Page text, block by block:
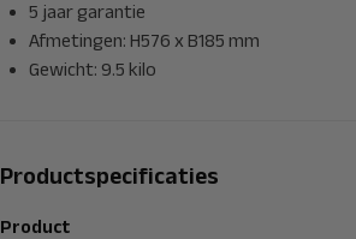
5 jaar garantie
Afmetingen: H576 x B185 mm
Gewicht: 9.5 kilo
Productspecificaties
Product